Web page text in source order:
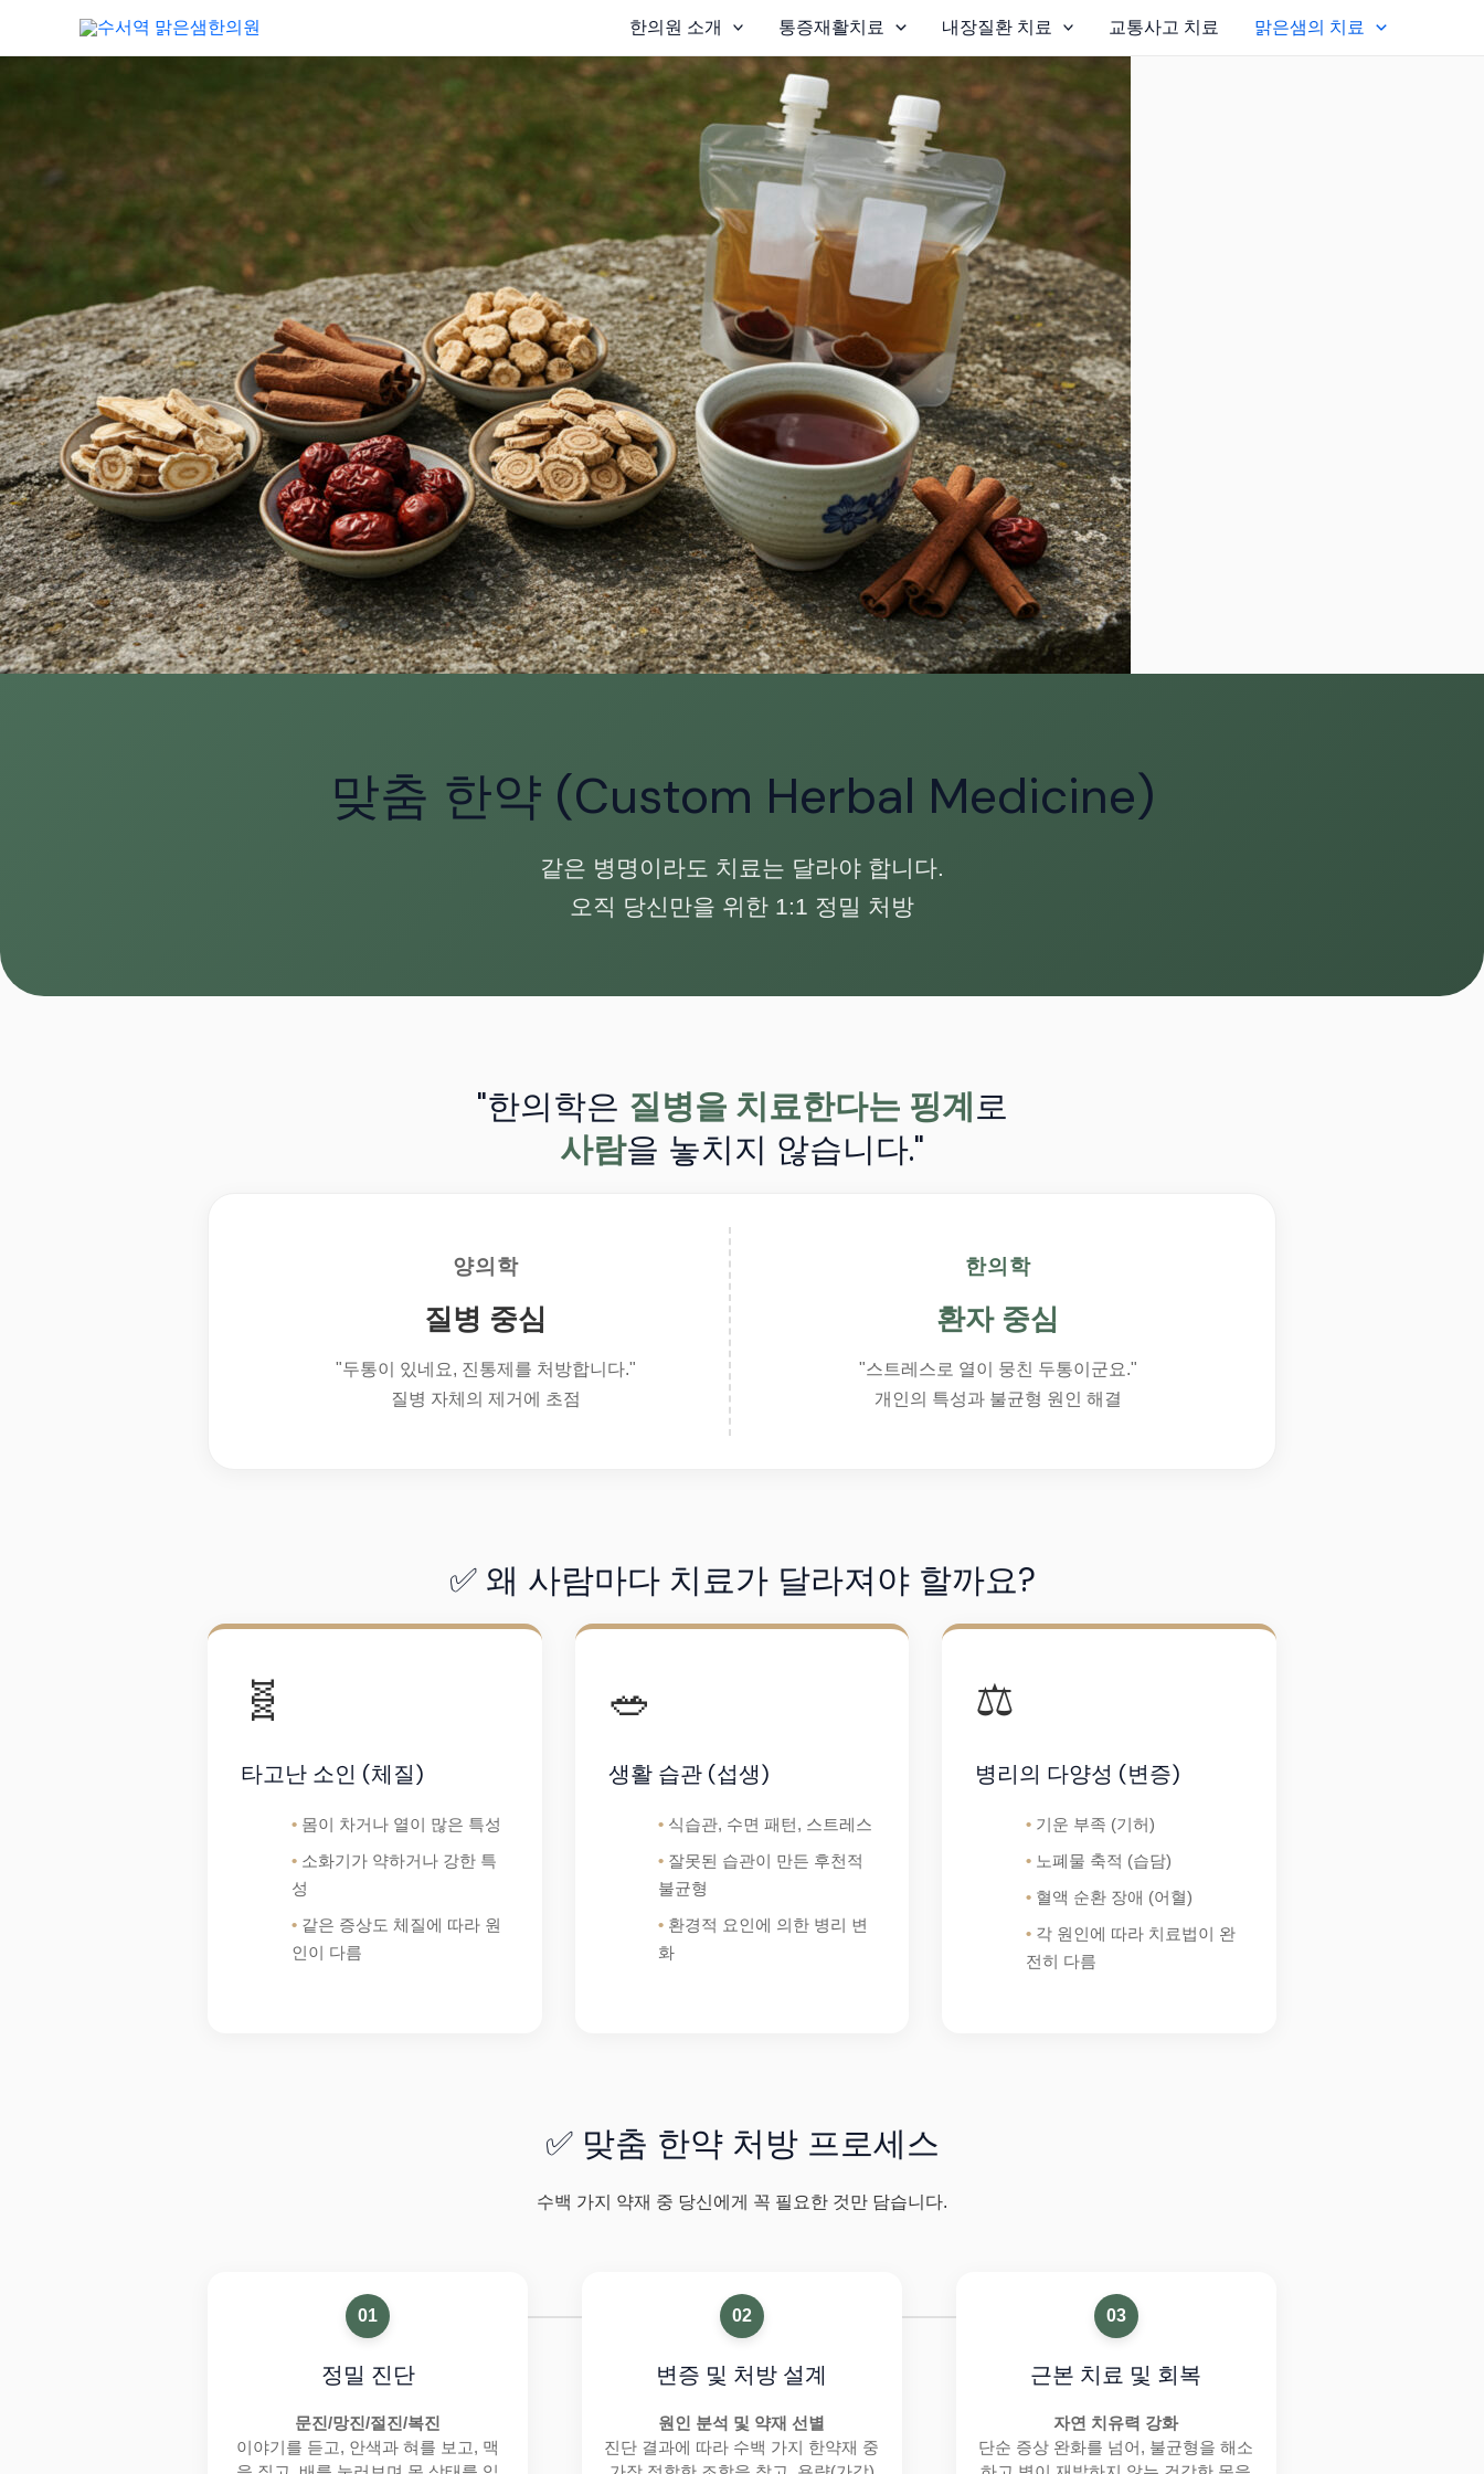
기
한의원 소개 통증재활치료 내장질환 치료 교통사고 치료 맑은샘의 치료
맞춤 한약 (Custom Herbal Medicine)
같은 병명이라도 치료는 달라야 합니다.
오직 당신만을 위한 1:1 정밀 처방
"한의학은 질병을 치료한다는 핑계로
사람을 놓치지 않습니다."
양의학
질병 중심
"두통이 있네요, 진통제를 처방합니다."
질병 자체의 제거에 초점
한의학
환자 중심
"스트레스로 열이 뭉친 두통이군요."
개인의 특성과 불균형 원인 해결
✅ 왜 사람마다 치료가 달라져야 할까요?
🧬
타고난 소인 (체질)
몸이 차거나 열이 많은 특성
소화기가 약하거나 강한 특
성
같은 증상도 체질에 따라 원
인이 다름
🥗
생활 습관 (섭생)
식습관, 수면 패턴, 스트레스
잘못된 습관이 만든 후천적
불균형
환경적 요인에 의한 병리 변
화
⚖️
병리의 다양성 (변증)
기운 부족 (기허)
노폐물 축적 (습담)
혈액 순환 장애 (어혈)
각 원인에 따라 치료법이 완
전히 다름
✅ 맞춤 한약 처방 프로세스
수백 가지 약재 중 당신에게 꼭 필요한 것만 담습니다.
01
정밀 진단
문진/망진/절진/복진
이야기를 듣고, 안색과 혀를 보고, 맥
02
변증 및 처방 설계
원인 분석 및 약재 선별
진단 결과에 따라 수백 가지 한약재 중
03
근본 치료 및 회복
자연 치유력 강화
단순 증상 완화를 넘어, 불균형을 해소